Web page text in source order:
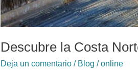
Descubre la Costa
Deja un comentario / Blog /online